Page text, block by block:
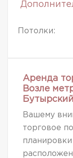
Потолки:
Аренда
Возле
Бутырский
Вашему
торговое